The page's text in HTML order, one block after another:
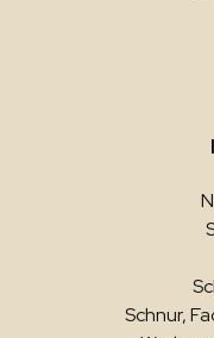
Schnur,